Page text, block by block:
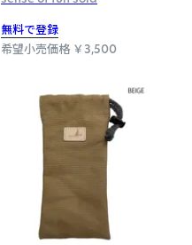
無料で登録
希望小売価格 ￥3,500